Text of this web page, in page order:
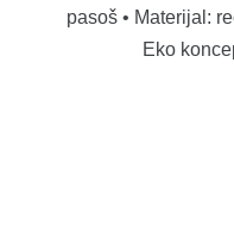
pasoš • Materijal:
Eko